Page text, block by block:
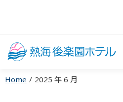
Home 2025 年 6 月